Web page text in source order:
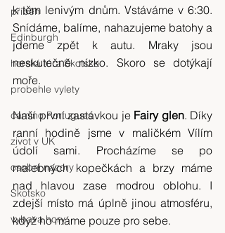
příběh
Edinburgh
horská túra Skotsko
probehle vylety
camino Portugues
zivot v UK
osobni nazory
Skotsko
vybava hory
k těm lenivým dnům. Vstáváme v 6:30.
Snídáme, balíme, nahazujeme batohy a
jdeme zpět k autu. Mraky jsou
neskutečně nízko. Skoro se dotýkají
moře.
Naší první zastávkou je Fairy glen. Díky
ranní hodině jsme v maličkém Vílím
údolí sami. Procházíme se po
malebných kopečkách a brzy máme
nad hlavou zase modrou oblohu. I
zdejší místo má úplně jinou atmosféru,
když ho máme pouze pro sebe.